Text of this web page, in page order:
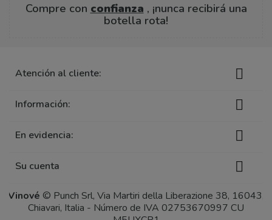
Compre con confianza , ¡nunca recibirá una
botella rota!
Atención al cliente: 
Información: 
En evidencia: 
Su cuenta 
Vinové © Punch Srl, Via Martiri della Liberazione 38, 16043,
Chiavari, Italia - Número de IVA 02753670997 CU